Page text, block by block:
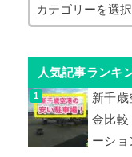
人気記事ランキ
新千
金比較
ーショ